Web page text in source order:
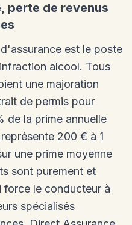
perte de revenus
est le poste
alcool. Tous
une majoration
de permis pour
de la prime annuelle
200 € à 1
une prime moyenne
sont purement et
force le conducteur à
spécialisés